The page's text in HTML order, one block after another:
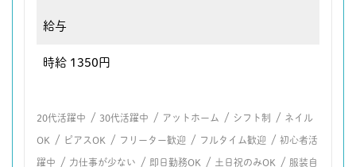
給与
時給 1350円
20代活躍中 / 30代活躍中 / アットホーム / シフト制 / ネイル
OK / ピアスOK / フリーター歓迎 / フルタイム歓迎 / 初心者活
躍中 / 力仕事が少ない / 即日勤務OK / 土日祝のみOK / 服装自